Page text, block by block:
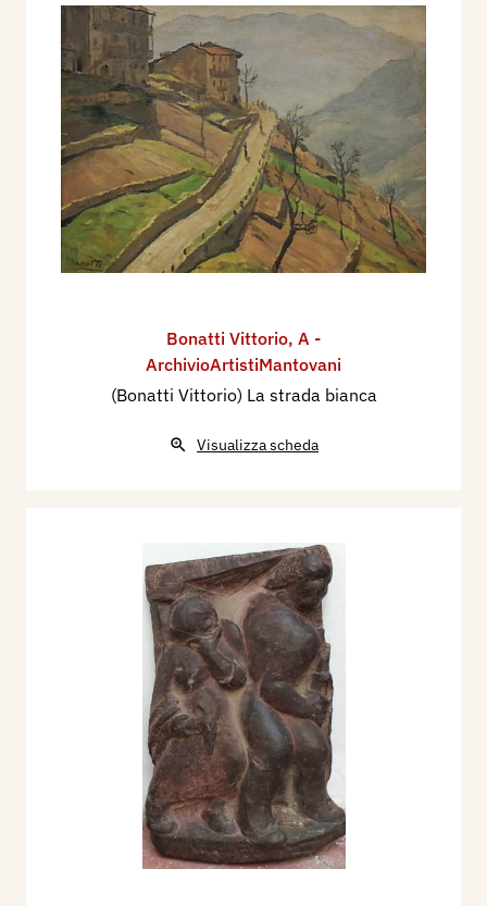
Bonatti Vittorio, A -
ArchivioArtistiMantovani
(Bonatti Vittorio) La strada bianca
Visualizza scheda